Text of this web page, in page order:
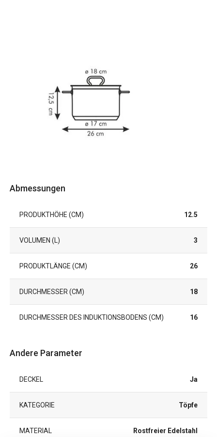
Abmessungen
PRODUKTHÖHE (CM) 12.5
VOLUMEN (L) 3
PRODUKTLÄNGE (CM) 26
DURCHMESSER (CM) 18
DURCHMESSER DES INDUKTIONSBODENS (CM) 16
Andere Parameter
DECKEL Ja
KATEGORIE Töpfe
MATERIAL Rostfreier Edelstahl